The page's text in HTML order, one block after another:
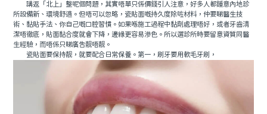
講返「北上」整呢個問題，其實唔單只係價錢引人注意，好多人都鍾意內地診
所設備新、環境舒適。但唔可以忽略，瓷貼面嘅持久度除咗材料，仲要睇醫生技
術、黏貼手法、你自己嘅口腔習慣。如果喺施工過程中黏劑處理唔好，或者牙齒清
潔唔徹底，貼面黏合度就會下降，邊緣更容易滲色。所以選診所時要留意資質同醫
生經驗，而唔係只睇廣告靓唔靓。
瓷貼面要保持靓，就要配合日常保養。第一，刷牙要用軟毛牙刷，